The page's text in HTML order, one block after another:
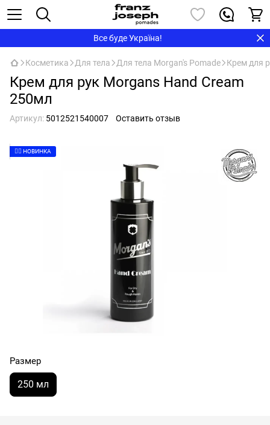
Все буде Україна!
Косметика Для тела Для тела Morgan's Pomade Крем для
Крем для рук Morgans Hand Cream
250мл
Артикул: 5012521540007 Оставить отзыв
👉🏻 НОВИНКА
Размер
250 мл